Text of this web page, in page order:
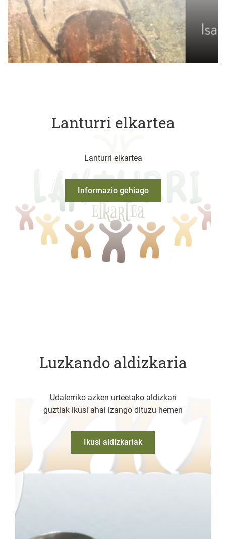
Lanturri elkartea
Lanturri elkartea
Informazio gehiago
Luzkando aldizkaria
Udalerriko azken urteetako aldizkari
guztiak ikusi ahal izango dituzu hemen
Ikusi aldizkariak